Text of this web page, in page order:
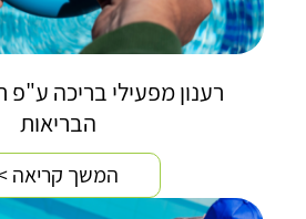
רענון מפעילי בריכה
הבריאות
המשך קריאה